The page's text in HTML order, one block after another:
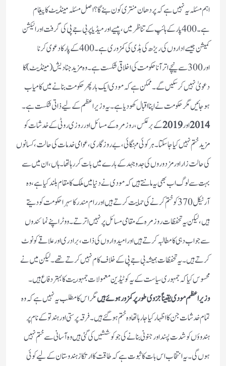
اہم مسئلہ یہ نہیں ہے کہ پردھان منتری کون بنے گا؟ اصل مسئلہ مینڈیٹ کا پیغام
ہے۔ 400 پار کے ہائپ کے تناظر میں، پیسے اور میڈیا پر بی جے پی کی گرفت اور الیکشن
کمیشن جیسے اداروں کی ریڑھ کی ہڈی کی کمزوری ہے۔ 400 کے پار کا دعوی کرنا
اور 300 سے نیچے اتر آنا حکومت کی اخلاقی شکست ہے۔ وہ مزید جنا دیش (مینڈیٹ) کا
دعویٰ نہیں کر سکیں گے۔ ممکن ہے کہ مودی ایک بار پھر حکومت بنانے میں کامیاب
ہوجائیں مگر حکومت نے اپنا اقبال کھو دیا ہے۔ یہ وزیر اعظم کے لیے ذاتی شکست ہے۔
2014اور2019کے برعکس، روزمرہ کے مسائل اور روزی روٹی کے خدشات کو
مزید ختم نہیں کیا جا سکتا۔ ہر کوئی مہنگائی، بے روزگاری، عوامی خدمات کی حالت، کسانوں
کی حالت زار اور مزدوروں کی جدوجہد کے بارے میں بات کر رہا تھا۔ ہاں، ان میں سے
بہت سے لوگ اب بھی یہ مانتے ہیں کہ مودی نے دنیا میں ملک کا مقام بلند کیا ہے، وہ
آرٹیکل 370 کو ختم کرنے کی حمایت کرتے ہیں اور رام مندر کا سہرا حکومت کو دیتے
ہیں، لیکن یہ تحفظات روزمرہ کے مقامی مسائل پر نہیں اترتے۔ ووٹر اپنے نمائندوں
سے جواب دہی کا مطالبہ کرتے ہیں اور امیدواروں کی ذات، برادری اور علاقے کو نوٹ
کرتے ہیں۔ یہ تحفظات ہمیشہ بی جے پی کے خلاف کام نہیں کرتے تھے۔ لیکن میں نے
محسوس کیا کہ جمہوری سیاست کے یہ کوٹیڈین معمولات جمہوریت کا بہتر دفاع ہیں۔
وزیر اعظم مودی یقیناً جزوی طور پر کمزور ہوئے ہیںمگر اس کا مطلب یہ نہیں ہے کہ وہ
تمام خدشات جن کا اظہار کیا جا رہا تھا وہ ختم ہوگئے ہیں۔ فرقہ پرستی اور ہندتو کے نام پر
ہندوؤں کو شدت پسند اور جنونی بنانے کی جو کوششیں کی گئی ہیں وہ آسانی سے ختم نہیں
ہوں گی۔ یہ انتخاب اس بات کا ثبوت ہے کہ طاقت کا ارتکاز ہندوستان کے لیے کوئی